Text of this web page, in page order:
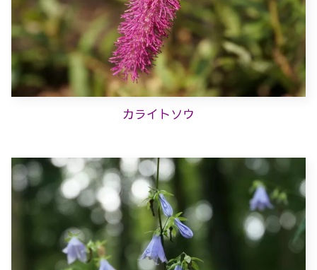
カライトソウ